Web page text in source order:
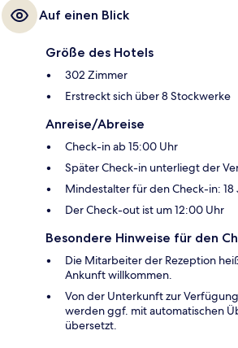
Auf einen Blick
Größe des Hotels
302 Zimmer
Erstreckt sich über 8 Stockwerke
Anreise/Abreise
Check-in ab 15:00 Uhr
Später Check-in unterliegt der
Mindestalter für den Check-in: 18
Der Check-out ist um 12:00 Uhr
Besondere Hinweise für den
Die Mitarbeiter der Rezeption
Ankunft willkommen.
Von der Unterkunft zur
werden ggf. mit automatischen
übersetzt.